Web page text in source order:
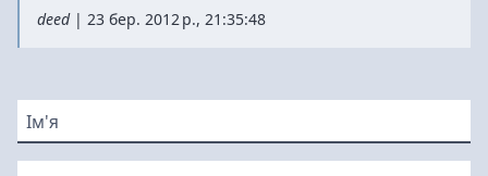
deed | 23 бер. 2012 р., 21:35:48
Ім'я